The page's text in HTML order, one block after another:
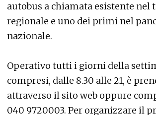
autobus a chiamata esistente nel
regionale e uno dei primi nel
nazionale.
Operativo tutti i giorni della
compresi, dalle 8.30 alle 21, è
attraverso il sito web oppure
040 9720003. Per organizzare il